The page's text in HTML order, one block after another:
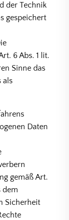
der Technik
gespeichert
6 Abs. 1 lit.
Sinne das
als
Daten
gemäß Art.
dem
Sicherheit